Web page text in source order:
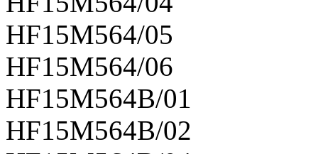
HF15M564/05
HF15M564/06
HF15M564B/01
HF15M564B/02